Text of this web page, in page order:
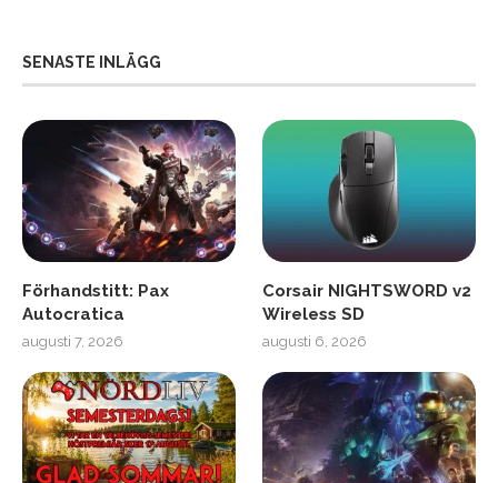
SENASTE INLÄGG
Förhandstitt: Pax
Autocratica
augusti 7, 2026
Corsair NIGHTSWORD v2
Wireless SD
augusti 6, 2026